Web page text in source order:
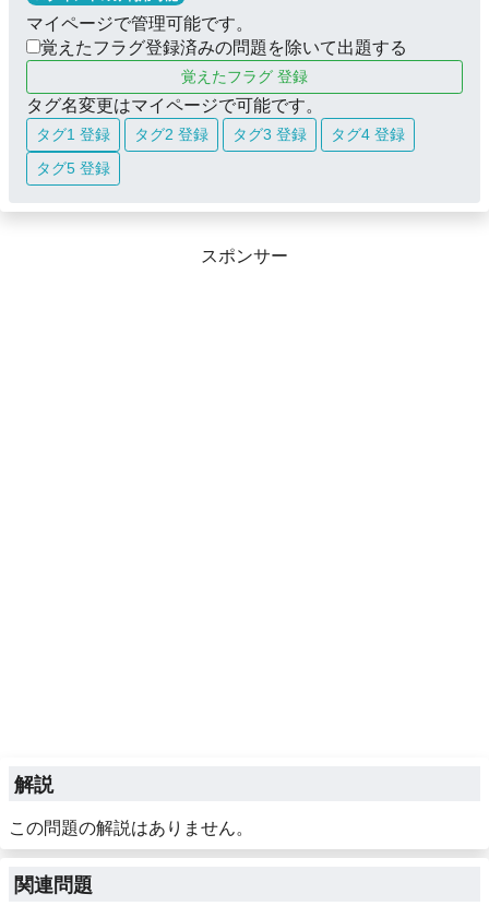
マイページで管理可能です。
覚えたフラグ登録済みの問題を除いて出題する
覚えたフラグ 登録
タグ名変更はマイページで可能です。
タグ1 登録 タグ2 登録 タグ3 登録
タグ4 登録
タグ5 登録
スポンサー
解説
この問題の解説はありません。
関連問題